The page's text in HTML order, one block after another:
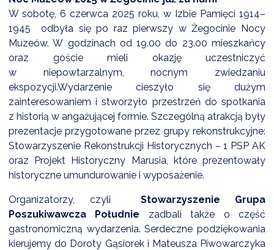
CZYSTE POWIETRZE
EWIDENCJA EMISYJNOŚCI BUDYNKÓW (CEEB)
W sobotę, 6 czerwca 2025 roku, w Izbie Pamięci 1914–
1945 odbyła się po raz pierwszy w Żegocinie Nocy
Muzeów. W godzinach od 19.00 do 23.00 mieszkańcy
oraz goście mieli okazję uczestniczyć
w niepowtarzalnym, nocnym zwiedzaniu
ekspozycji.Wydarzenie cieszyło się dużym
zainteresowaniem i stworzyło przestrzeń do spotkania
z historią w angażującej formie. Szczególną atrakcją były
prezentacje przygotowane przez grupy rekonstrukcyjne:
Stowarzyszenie Rekonstrukcji Historycznych – 1 PSP AK
oraz Projekt Historyczny Marusia, które prezentowały
historyczne umundurowanie i wyposażenie.
Organizatorzy, czyli
Stowarzyszenie Grupa
Poszukiwawcza Południe zadbali także o część
gastronomiczną wydarzenia. Serdeczne podziękowania
kierujemy do Doroty Gąsiorek i Mateusza Piwowarczyka